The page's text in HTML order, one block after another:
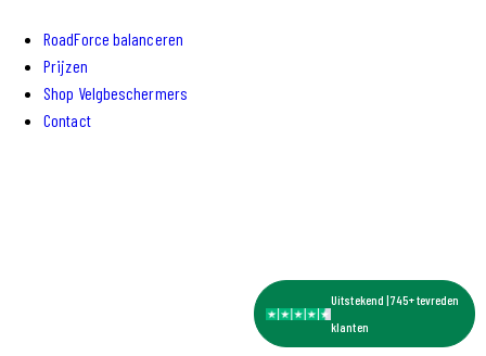
RoadForce balanceren
Prijzen
Shop Velgbeschermers
Contact
Uitstekend | 745+ tevreden
klanten